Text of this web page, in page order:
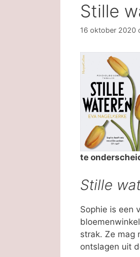
Stille
16 oktober 2020
te
Stille
Sophie is een
strak. Ze mag
ontslagen uit